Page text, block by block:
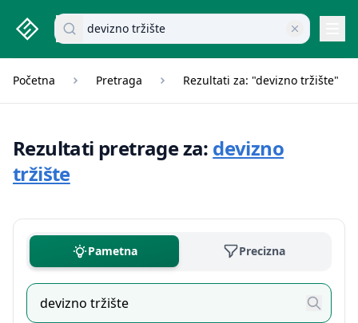
studenti.rs home page
Pretraži dokumente
Početna Pretraga Rezultati za: "devizno tržište"
Rezultati pretrage za: devizno
tržište
Pametna Precizna